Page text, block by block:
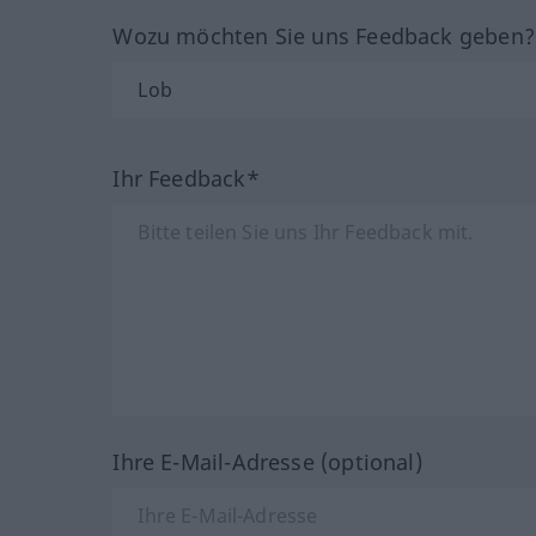
Wozu möchten Sie uns Feedback
Ihr Feedback*
Ihre E-Mail-Adresse (optional)